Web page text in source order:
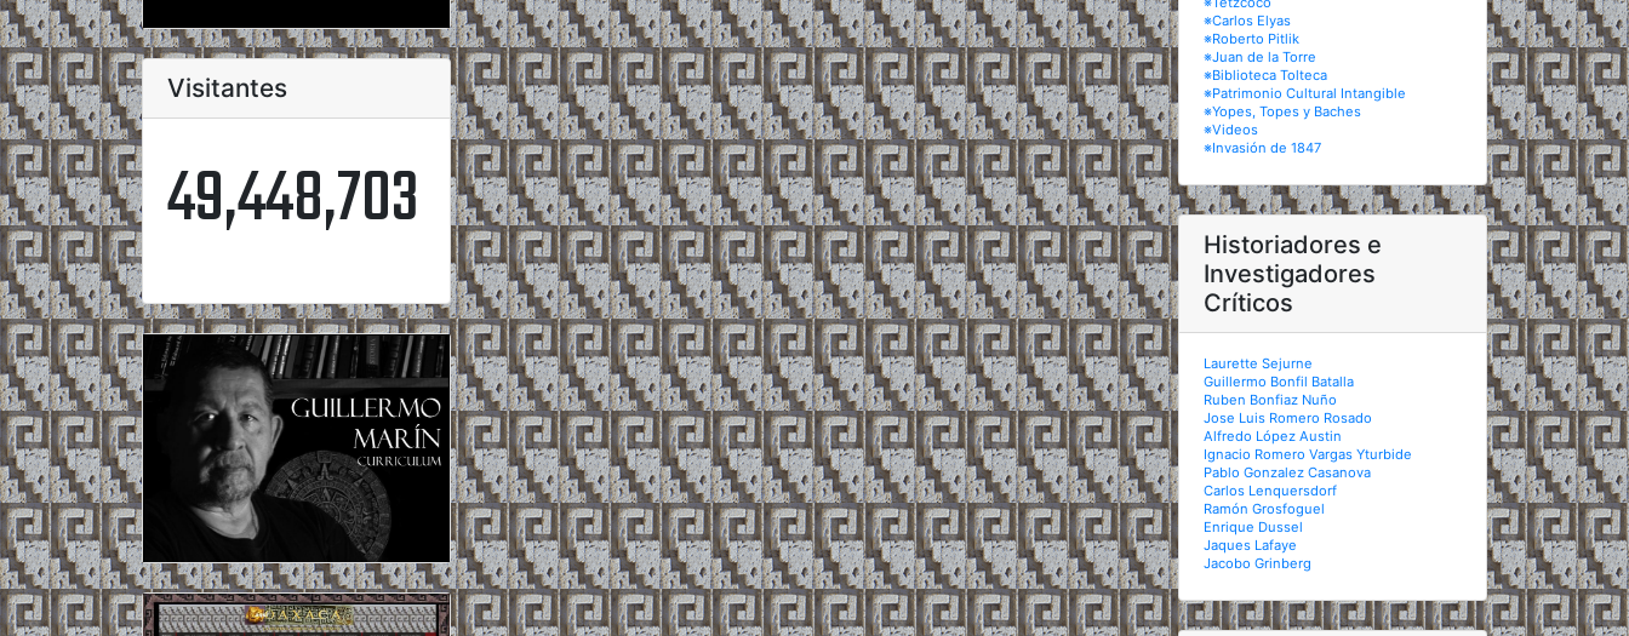
Visitantes
49,448,703
※Carlos Elyas
※Roberto Pitlik
※Juan de la Torre
※Biblioteca Tolteca
※Patrimonio Cultural Intangible
※Yopes, Topes y Baches
※Videos
※Invasión de 1847
Historiadores e
Investigadores
Críticos
Laurette Sejurne
Guillermo Bonfil Batalla
Ruben Bonfiaz Nuño
Jose Luis Romero Rosado
Alfredo López Austin
Ignacio Romero Vargas Yturbide
Pablo Gonzalez Casanova
Carlos Lenquersdorf
Ramón Grosfoguel
Enrique Dussel
Jaques Lafaye
Jacobo Grinberg